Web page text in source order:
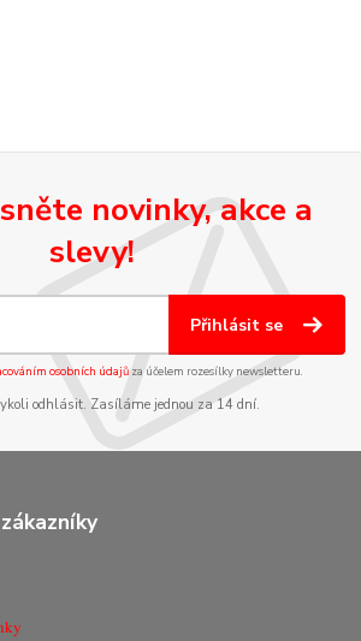
novinky, akce a
slevy!
Přihlásit se
osobních údajůza účelem rozesílky newsletteru.
odhlásit. Zasíláme jednou za 14 dní.